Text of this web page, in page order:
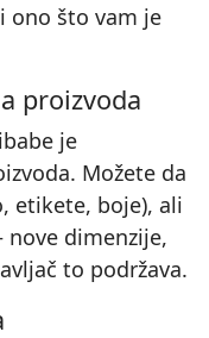
ono što vam je
proizvoda
je
Možete da
etikete, boje), ali
nove dimenzije,
to podržava.